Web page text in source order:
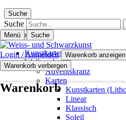
Suche
Suche
Menü Suche
Login / Anmelden Warenkorb anzeigen
Warenkorb verbergen
Warenkorb
Schliessen
Kunstkarten (Lithografie)
Weihnachten
Adventskranz
Karten
Kunstkarten
Linear
Klassisch
Soleil